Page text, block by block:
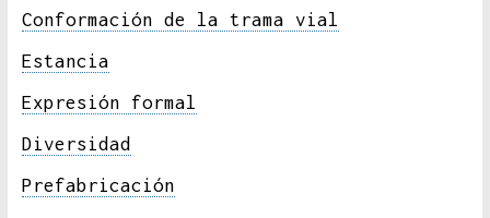
Conformación de la trama vial
Estancia
Expresión formal
Diversidad
Prefabricación